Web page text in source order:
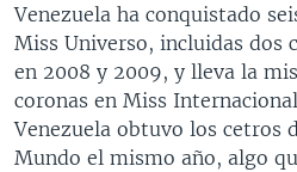
Venezuela ha conquistado
Miss Universo, incluidas dos
en 2008 y 2009, y lleva la
coronas en Miss
Venezuela obtuvo los cetros
Mundo el mismo año, algo